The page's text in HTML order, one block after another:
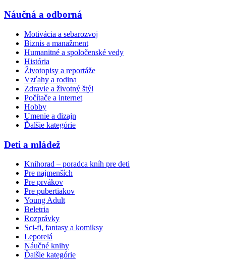
Náučná a odborná
Motivácia a sebarozvoj
Biznis a manažment
Humanitné a spoločenské vedy
História
Životopisy a reportáže
Vzťahy a rodina
Zdravie a životný štýl
Počítače a internet
Hobby
Umenie a dizajn
Ďalšie kategórie
Deti a mládež
Knihorad – poradca kníh pre deti
Pre najmenších
Pre prvákov
Pre pubertiakov
Young Adult
Beletria
Rozprávky
Sci-fi, fantasy a komiksy
Leporelá
Náučné knihy
Ďalšie kategórie